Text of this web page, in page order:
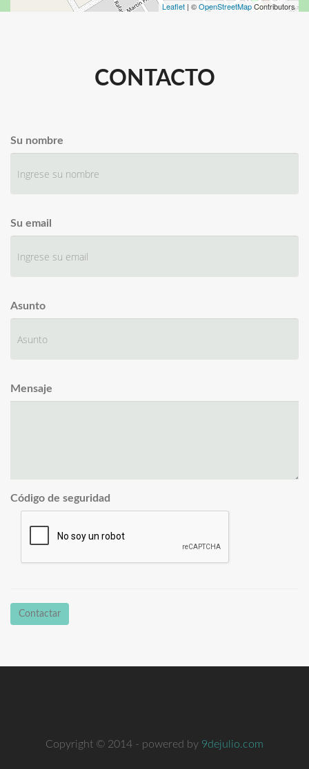
Leaflet | ©OpenStreetMapContributors
CONTACTO
Su nombre
Su email
Asunto
Mensaje
Código de seguridad
Contactar
Copyright © 2014 - powered by 9dejulio.com